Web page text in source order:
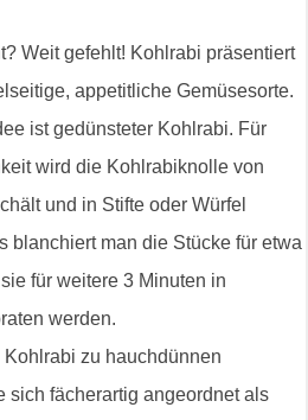
Weit gefehlt! Kohlrabi präsentiert
appetitliche Gemüsesorte.
ist gedünsteter Kohlrabi. Für
wird die Kohlrabiknolle von
und in Stifte oder Würfel
blanchiert man die Stücke für etwa
für weitere 3 Minuten in
werden.
Kohlrabi zu hauchdünnen
sich fächerartig angeordnet als